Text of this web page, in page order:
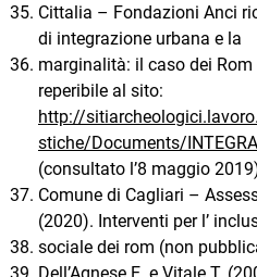
Cittalia – Fondazioni Anci
di integrazione urbana e la
marginalità: il caso dei
reperibile al sito:
http://
stiche/Documents/
(consultato l’8 maggio
Comune di Cagliari –
(2020). Interventi per l’
sociale dei rom (non
Dell’Agnese E. e Vitale T.